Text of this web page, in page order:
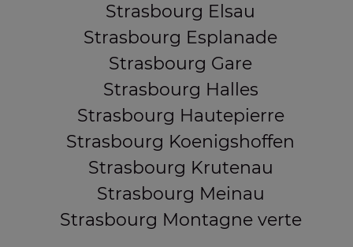
Strasbourg Elsau
Strasbourg Esplanade
Strasbourg Gare
Strasbourg Halles
Strasbourg Hautepierre
Strasbourg Koenigshoffen
Strasbourg Krutenau
Strasbourg Meinau
Strasbourg Montagne verte